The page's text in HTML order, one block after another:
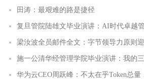
田涛：最艰难的路是捷径
复旦管院陆雄文毕业演讲：AI时代卓越
梁汝波全员邮件全文：字节领导力原则
施一公清华经管理学院毕业演讲：我的
华为云CEO周跃峰：不太在乎Token总